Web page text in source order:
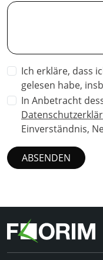
Ich erkläre, dass
gelesen habe,
In Anbetracht
Einverständnis,
ABSENDEN